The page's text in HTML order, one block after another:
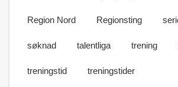
Region Nord Regionsting
søknad talentliga trening
treningstid treningstider